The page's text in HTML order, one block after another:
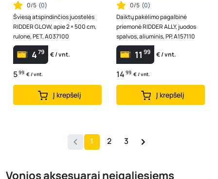
0/5 (0)
Šviesą atspindinčios juostelės
RIDDER GLOW, apie 2 × 500 cm,
rulone, PET, A037100
479 € / vnt.
599 € / vnt.
Į krepšelį
0/5 (0)
Daiktų pakėlimo pagalbinė
priemonė RIDDER ALLY, juodos
spalvos, aliuminis, PP, A157110
11 99 € / vnt.
14 99 € / vnt.
Į krepšelį
1 2 3
Vonios aksesuarai neįgaliesiems